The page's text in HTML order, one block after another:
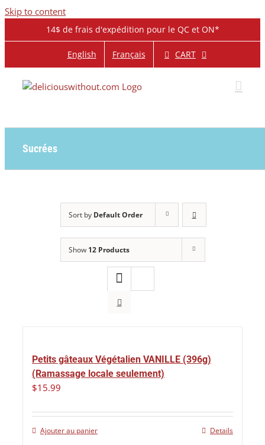
Skip to content
14$ de frais d'expédition pour le QC et ON*
English Français CART
Sucrées
Sort by Default Order
Show 12 Products
Petits gâteaux Végétalien VANILLE (396g)
(Ramassage locale seulement)
$15.99
Ajouter au panier Details